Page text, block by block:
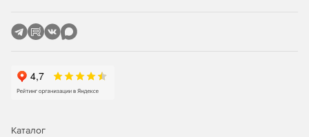
Использование разнообразных инструментов
подключение к серверам и браузеру.
автоматизации бизнес-процессов.
Каталог